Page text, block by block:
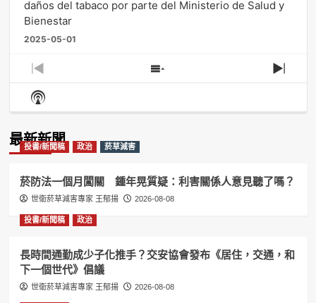
daños del tabaco por parte del Ministerio de Salud y
Bienestar
2025-05-01
Previous
Episode
Show
Episodes
Next
Show
Podcast
最新新聞
投書/新聞稿 政治 菸草減害
菸防法一個月闖關 鍾年晃質疑：利害關係人意見聽了嗎？
世衛菸草減害專家 王郁揚 2026-08-08
投書/新聞稿 政治
長時間通勤成少子化推手？交安協會發布《居住，交通，和
下一個世代》倡議
世衛菸草減害專家 王郁揚 2026-08-08